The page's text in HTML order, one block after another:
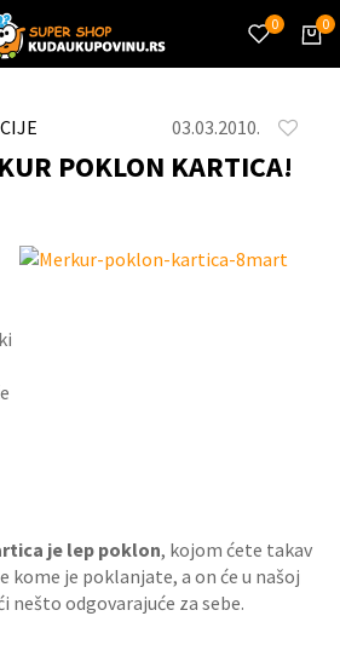
0
0
03.03.2010.
POKLON KARTICA!
je lep poklon, kojom ćete takav
je poklanjate, a on će u našoj
odgovarajuće za sebe.